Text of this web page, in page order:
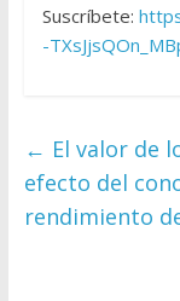
Suscríbete:
-
← El valor de
efecto del
rendimiento